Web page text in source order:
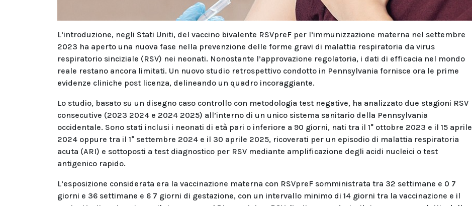
L’introduzione, negli Stati Uniti, del vaccino bivalente RSVpreF per l’immunizzazione materna nel settembre
2023 ha aperto una nuova fase nella prevenzione delle forme gravi di malattia respiratoria da virus
respiratorio sinciziale (RSV) nei neonati. Nonostante l’approvazione regolatoria, i dati di efficacia nel mondo
reale restano ancora limitati. Un nuovo studio retrospettivo condotto in Pennsylvania fornisce ora le prime
evidenze cliniche post licenza, delineando un quadro incoraggiante.
Lo studio, basato su un disegno caso controllo con metodologia test negative, ha analizzato due stagioni RSV
consecutive (2023 2024 e 2024 2025) all’interno di un unico sistema sanitario della Pennsylvania
occidentale. Sono stati inclusi i neonati di età pari o inferiore a 90 giorni, nati tra il 1° ottobre 2023 e il 15 aprile
2024 oppure tra il 1° settembre 2024 e il 30 aprile 2025, ricoverati per un episodio di malattia respiratoria
acuta (ARI) e sottoposti a test diagnostico per RSV mediante amplificazione degli acidi nucleici o test
antigenico rapido.
L’esposizione considerata era la vaccinazione materna con RSVpreF somministrata tra 32 settimane e 0 7
giorni e 36 settimane e 6 7 giorni di gestazione, con un intervallo minimo di 14 giorni tra la vaccinazione e il